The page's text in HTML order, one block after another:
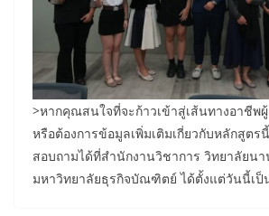
>หากคุณสนใจที่จะก้าวเข้าสู่เส้นทางอาชีพ
หรือต้องการข้อมูลเพิ่มเติมเกี่ยวกับหลักสูตร
สอบถามได้ที่สำนักงานวิชาการ วิทยาลัยน
มหาวิทยาลัยธุรกิจบัณฑิตย์ ได้ตั้งแต่วันนี้เป็